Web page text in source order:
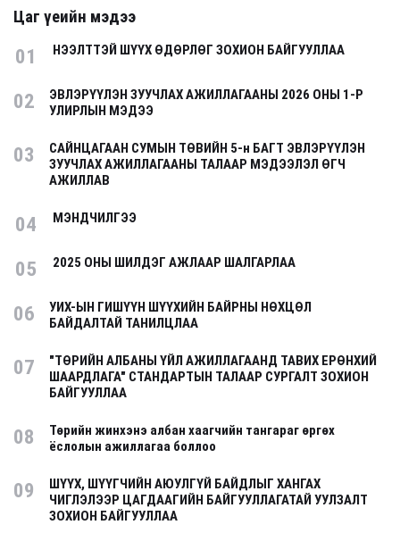
Цаг үеийн мэдээ
01 НЭЭЛТТЭЙ ШҮҮХ ӨДӨРЛӨГ ЗОХИОН БАЙГУУЛЛАА
02
ЭВЛЭРҮҮЛЭН ЗУУЧЛАХ АЖИЛЛАГААНЫ 2026 ОНЫ 1-Р
УЛИРЛЫН МЭДЭЭ
03
САЙНЦАГААН СУМЫН ТӨВИЙН 5-н БАГТ ЭВЛЭРҮҮЛЭН
ЗУУЧЛАХ АЖИЛЛАГААНЫ ТАЛААР МЭДЭЭЛЭЛ ӨГЧ
АЖИЛЛАВ
04 МЭНДЧИЛГЭЭ
05 2025 ОНЫ ШИЛДЭГ АЖЛААР ШАЛГАРЛАА
06
УИХ-ЫН ГИШҮҮН ШҮҮХИЙН БАЙРНЫ НӨХЦӨЛ
БАЙДАЛТАЙ ТАНИЛЦЛАА
07
"ТӨРИЙН АЛБАНЫ ҮЙЛ АЖИЛЛАГААНД ТАВИХ ЕРӨНХИЙ
ШААРДЛАГА" СТАНДАРТЫН ТАЛААР СУРГАЛТ ЗОХИОН
БАЙГУУЛЛАА
08
Төрийн жинхэнэ албан хаагчийн тангараг өргөх
ёслолын ажиллагаа боллоо
09
ШҮҮХ, ШҮҮГЧИЙН АЮУЛГҮЙ БАЙДЛЫГ ХАНГАХ
ЧИГЛЭЛЭЭР ЦАГДААГИЙН БАЙГУУЛЛАГАТАЙ УУЛЗАЛТ
ЗОХИОН БАЙГУУЛЛАА